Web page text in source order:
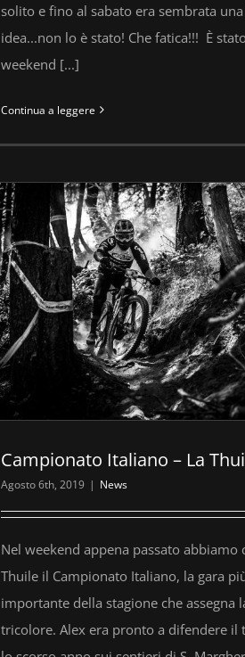
solito e fino al sabato era sembrata
idea...non lo è stato! Che fatica!!! È
weekend [...]
Continua a leggere
Campionato Italiano – La
Agosto 6th, 2019 | News
Nel weekend appena passato abbiamo
Thuile il Campionato Italiano, la gara
importante della stagione che assegna
tricolore. Alex era pronto a difendere il